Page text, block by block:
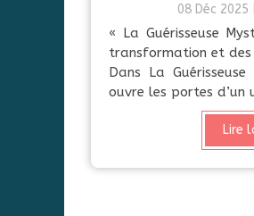
08 Déc 2025
« La Guérisseuse
transformation et des
Dans La
ouvre les portes d’un
Lire